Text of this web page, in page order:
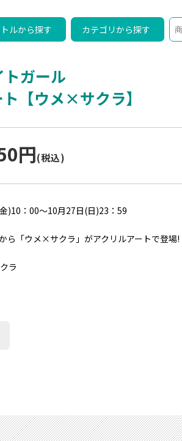
ルから探す カテゴリから探す
ガール
【ウメ×サクラ】
円(税込)
)10：00～10月27日(日)23：59
ら「ウメ×サクラ」がアクリルアートで登場!
ラ